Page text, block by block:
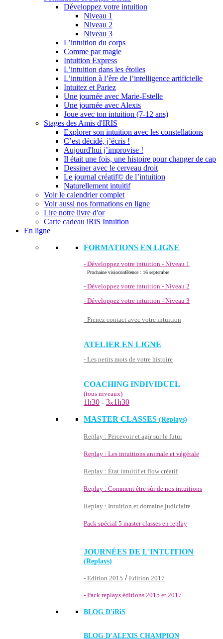
Développez votre intuition
Niveau 1
Niveau 2
Niveau 3
L’intuition du corps
Comme par magie
Intuition Express
L’intuition dans les étoiles
L’intuition à l’ère de l’intelligence artificielle
Intuitez et Pariez
Une journée avec Marie-Estelle
Une journée avec Alexis
Joue avec ton intuition (7-12 ans)
Stages des Amis d'IRIS
Explorer son intuition avec les constellations
C’est décidé, j’écris !
Aujourd'hui j’improvise !
Il était une fois, une histoire pour changer de cap
Dessiner avec le cerveau droit
Le journal créatif© de l’intuition
Naturellement intuitif
Voir le calendrier complet
Voir aussi nos formations en ligne
Lire notre livre d'or
Carte cadeau iRiS Intuition
En ligne
FORMATIONS EN LIGNE
- Développez votre intuition - Niveau 1
Prochaine visioconférence : 16 septembre
- Développez votre intuition - Niveau 2
- Développez votre intuition - Niveau 3
- Prenez contact avec votre intuition
ATELIER EN LIGNE
- Les petits mots de votre histoire
COACHING INDIVIDUEL
(tous niveaux)
1h30 - 3x1h30
MASTER CLASSES (Replays)
Replay : Percevoir et agir sur le futur
Replay : Les intuitions animale et végétale
Replay : État intuitif et flow créatif
Replay : Comment être sûr de nos intuitions
Replay : Intuition et domaine judiciaire
Pack spécial 5 master classes en replay
JOURNÉES DE L'INTUITION
(Replays)
- Edition 2015 / Edition 2017
- Pack replays éditions 2015 et 2017
BLOG D'iRiS
BLOG D'ALEXIS CHAMPION